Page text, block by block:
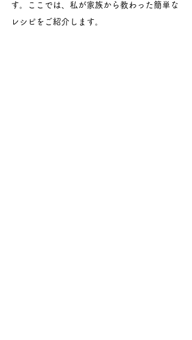
す。ここでは、私が家族から教わった簡単な
レシピをご紹介します。